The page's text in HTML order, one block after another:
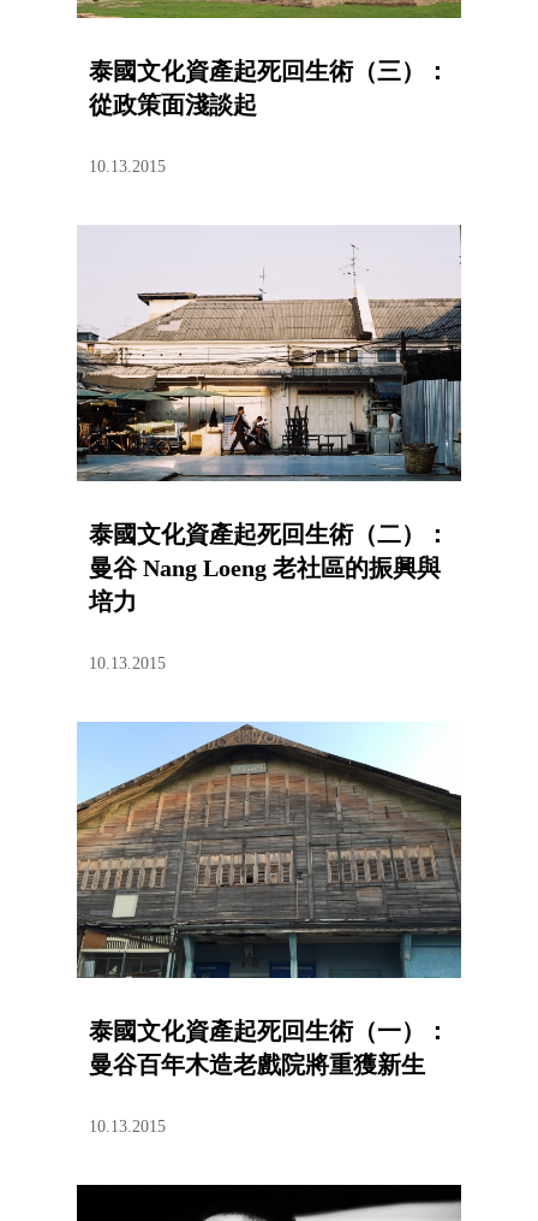
泰國文化資產起死回生術（三）：
從政策面淺談起
10.13.2015
泰國文化資產起死回生術（二）：
曼谷 Nang Loeng 老社區的振興與
培力
10.13.2015
泰國文化資產起死回生術（一）：
曼谷百年木造老戲院將重獲新生
10.13.2015